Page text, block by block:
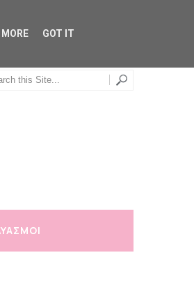
MORE GOT IT